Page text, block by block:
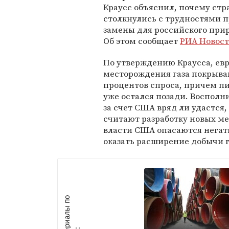
Краусс объяснил, почему
столкнулись с трудностями
замены для российского
Об этом сообщаетРИА
По утверждению Краусса,
месторождения газа
процентов спроса, причем
уже остался позади.
за счет США вряд ли
считают разработку новых
власти США опасаются
оказать расширение добычи